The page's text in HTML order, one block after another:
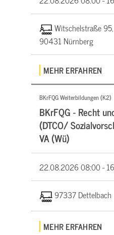
Witschelstraße 95,
90431 Nürnberg
MEHR ERFAHREN
BKrFQG Weiterbildungen (K2)
BKrFQG - Recht
(DTCO/
VA (Wü)
22.08.202608:00 -
97337 Dettelbach
MEHR ERFAHREN